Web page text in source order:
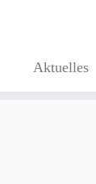
Aktuelles